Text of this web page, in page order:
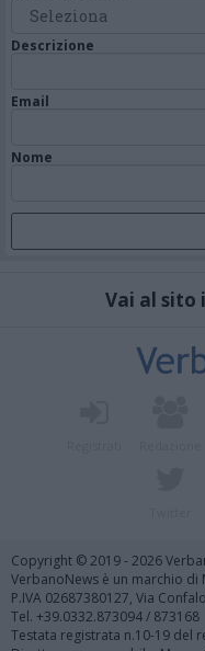
Descrizione
Email
Nome
Vai al sito
Copyright © 2019 - 2026
VerbanoNews è un marchio di
P.IVA 02687380127, Via
Tel. +39.0332.873094 / 873168
Testata registrata n.10-19 del